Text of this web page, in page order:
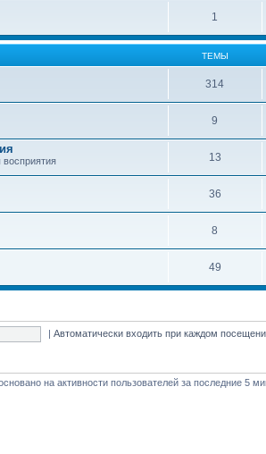
1
ТЕМЫ
314
9
13
36
8
49
|Автоматически входить при каждом
на активности пользователей за последние 5